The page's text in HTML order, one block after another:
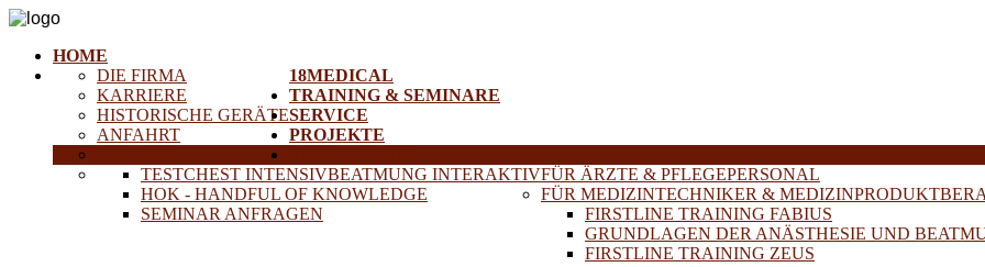
HOME
18MEDICAL
DIE FIRMA
KARRIERE
HISTORISCHE GERÄTE
ANFAHRT
TRAINING & SEMINARE
FÜR ÄRZTE & PFLEGEPERSONAL
TESTCHEST INTENSIVBEATMUNG INTERAKTIV
HOK - HANDFUL OF KNOWLEDGE
SEMINAR ANFRAGEN
FÜR MEDIZINTECHNIKER &
FIRSTLINE TRAINING FABIUS
GRUNDLAGEN DER ANÄSTHESIE UND
FIRSTLINE TRAINING ZEUS
SERVICE
PROJEKTE